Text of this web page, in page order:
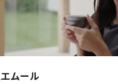
ムール